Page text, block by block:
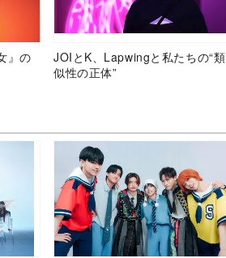
』の
JOIとK、Lapwingと私たちの“類
似性の正体”